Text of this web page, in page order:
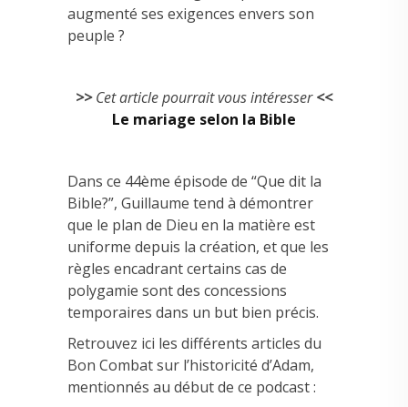
augmenté ses exigences envers son
peuple ?
>>Cet article pourrait vous intéresser<<
Le mariage selon la Bible
Dans ce 44ème épisode de “Que dit la
Bible?”, Guillaume tend à démontrer
que le plan de Dieu en la matière est
uniforme depuis la création, et que les
règles encadrant certains cas de
polygamie sont des concessions
temporaires dans un but bien précis.
Retrouvez ici les différents articles du
Bon Combat sur l’historicité d’Adam,
mentionnés au début de ce podcast :